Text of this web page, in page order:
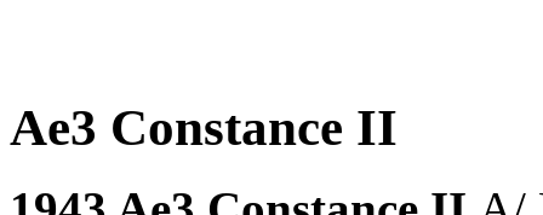
Ae3 Constance II